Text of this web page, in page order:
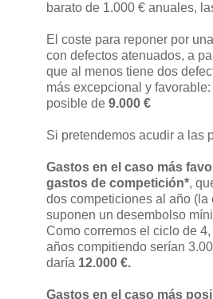
barato de 1.000 € anuales,
El coste para reponer por
con defectos atenuados, a
que al menos tiene dos
más excepcional y favorable:
posible de 9.000 €
Si pretendemos acudir a las
Gastos en el caso más
gastos de competición*,
dos competiciones al año
suponen un desembolso
Como corremos el ciclo de
años compitiendo serían
daría 12.000 €.
Gastos en el caso más